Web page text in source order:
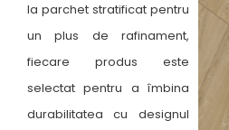
la parchet stratificat pentru
un plus de rafinament,
fiecare produs este
selectat pentru a îmbina
durabilitatea cu designul